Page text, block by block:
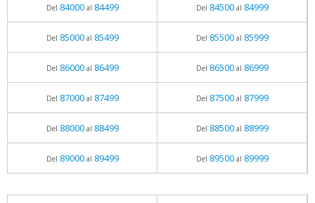
Del 84000al 84499 Del 84500al 84999
Del 85000al 85499 Del 85500al 85999
Del 86000al 86499 Del 86500al 86999
Del 87000al 87499 Del 87500al 87999
Del 88000al 88499 Del 88500al 88999
Del 89000al 89499 Del 89500al 89999